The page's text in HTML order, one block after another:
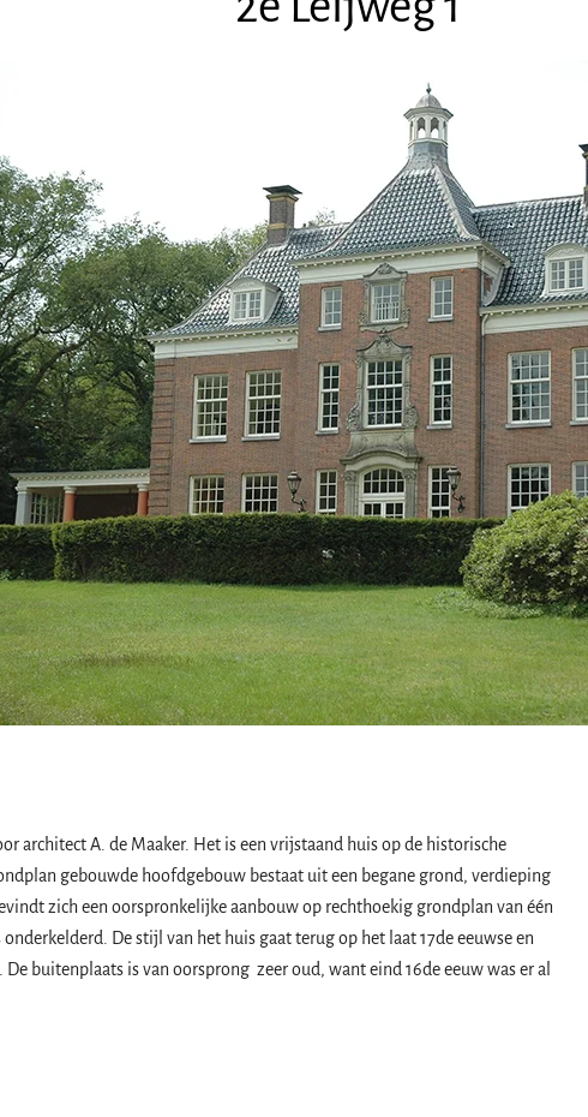
architect A. de Maaker. Het is een vrijstaand huis op de historische
gebouwde hoofdgebouw bestaat uit een begane grond, verdieping
zich een oorspronkelijke aanbouw op rechthoekig grondplan van één
De stijl van het huis gaat terug op het laat 17de eeuwse en
buitenplaats is van oorsprong zeer oud, want eind 16de eeuw was er al